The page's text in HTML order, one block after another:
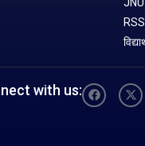
RSS
with us: